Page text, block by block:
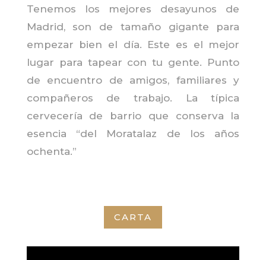
Tenemos los mejores desayunos de
Madrid, son de tamaño gigante para
empezar bien el día. Este es el mejor
lugar para tapear con tu gente. Punto
de encuentro de amigos, familiares y
compañeros de trabajo. La típica
cervecería de barrio que conserva la
esencia “del Moratalaz de los años
ochenta.”
CARTA